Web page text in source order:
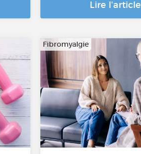
Lire l'article
Fibromyalgie